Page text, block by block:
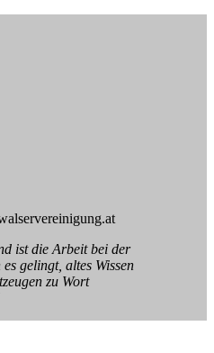
ist die Arbeit bei der
gelingt, altes Wissen
zu Wort